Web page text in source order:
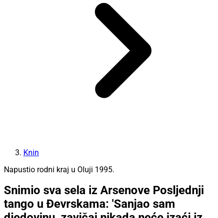
Knin
Napustio rodni kraj u Oluji 1995.
Snimio sva sela iz Arsenove Posljednji
tango u Đevrskama: 'Sanjao sam